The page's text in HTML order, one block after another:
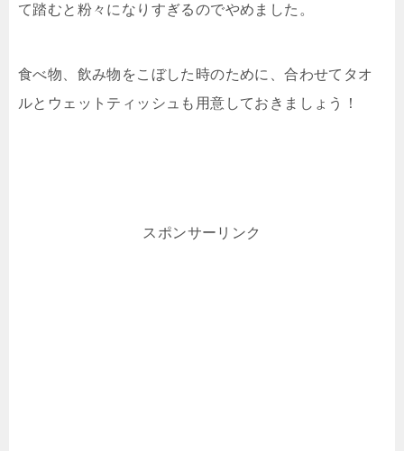
て踏むと粉々になりすぎるのでやめました。
食べ物、飲み物をこぼした時のために、合わせてタオ
ルとウェットティッシュも用意しておきましょう！
スポンサーリンク